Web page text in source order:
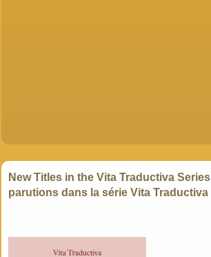
New Titles in the Vita Traductiva Series
parutions dans la série Vita Traductiva